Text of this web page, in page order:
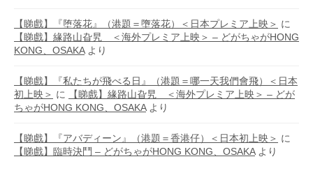
【睇戲】『堕落花』（港題＝墮落花）＜日本プレミア上映＞ に
【睇戲】緣路山旮旯 ＜海外プレミア上映＞ – どがちゃがHONG
KONG、OSAKAより
【睇戲】『私たちが飛べる日』（港題＝哪一天我們會飛）＜日本
初上映＞ に
【睇戲】緣路山旮旯 ＜海外プレミア上映＞ – どが
ちゃがHONG KONG、OSAKAより
【睇戲】『アバディーン』（港題＝香港仔）＜日本初上映＞ に
【睇戲】臨時決鬥 – どがちゃがHONG KONG、OSAKAより